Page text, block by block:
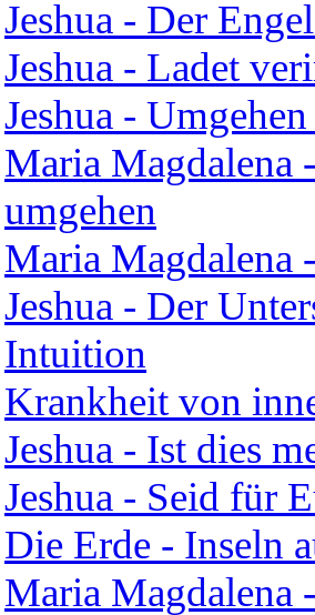
Jeshua - Der
Jeshua - Ladet
Jeshua -
Maria Magdalena
umgehen
Maria Magdalena
Jeshua - Der
Intuition
Krankheit von
Jeshua - Ist dies
Jeshua - Seid für
Die Erde - Inseln
Maria Magdalena